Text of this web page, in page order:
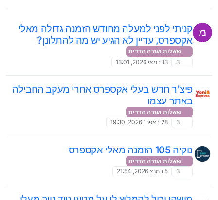
מ קניתי לפני למעלה מחודש הזמנה גדולה מאלי
אקספרס, עדיין לא הגיע יש מה להתלונן?
שאלות ועזרה הדדית
3
13 במאי 2026, 13:01
פיצ'ר חדש בעלי אקספרס אחרי מעקב החבילה
באתר עצמו
שאלות ועזרה הדדית
3
28 באפר׳ 2026, 19:30
נוקיה 105 הזמנה מאלי אקספרס
שאלות ועזרה הדדית
3
5 במרץ 2026, 21:54